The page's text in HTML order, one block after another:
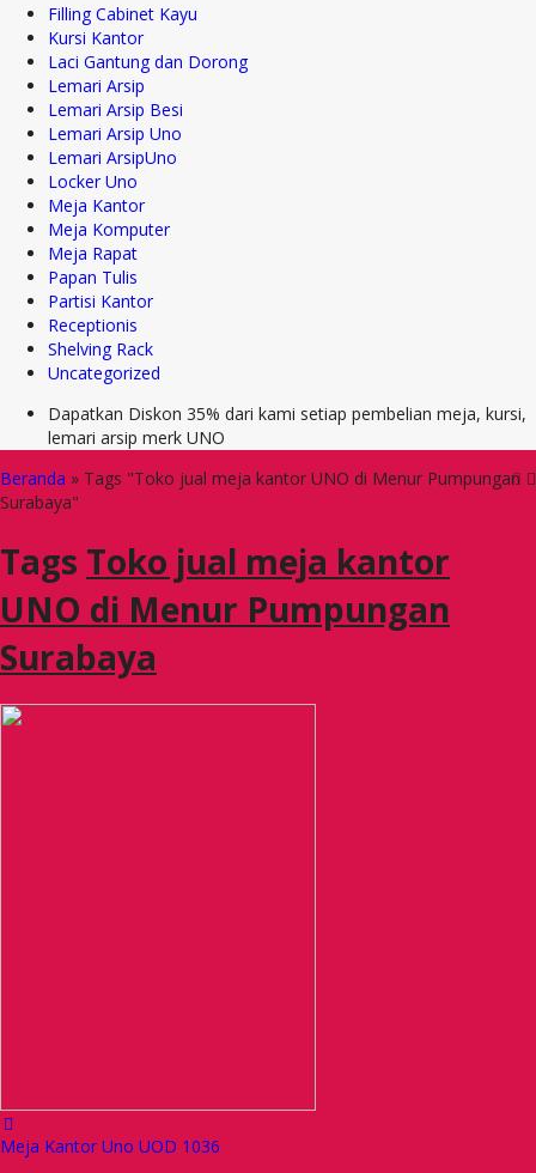
Filling Cabinet Kayu
Kursi Kantor
Laci Gantung dan Dorong
Lemari Arsip
Lemari Arsip Besi
Lemari Arsip Uno
Lemari ArsipUno
Locker Uno
Meja Kantor
Meja Komputer
Meja Rapat
Papan Tulis
Partisi Kantor
Receptionis
Shelving Rack
Uncategorized
Dapatkan Diskon 35% dari kami setiap pembelian meja, kursi,
lemari arsip merk UNO
Beranda » Tags "Toko jual meja kantor UNO di Menur Pumpungan
Surabaya"
Tags Toko jual meja kantor
UNO di Menur Pumpungan
Surabaya
Meja Kantor Uno UOD 1036